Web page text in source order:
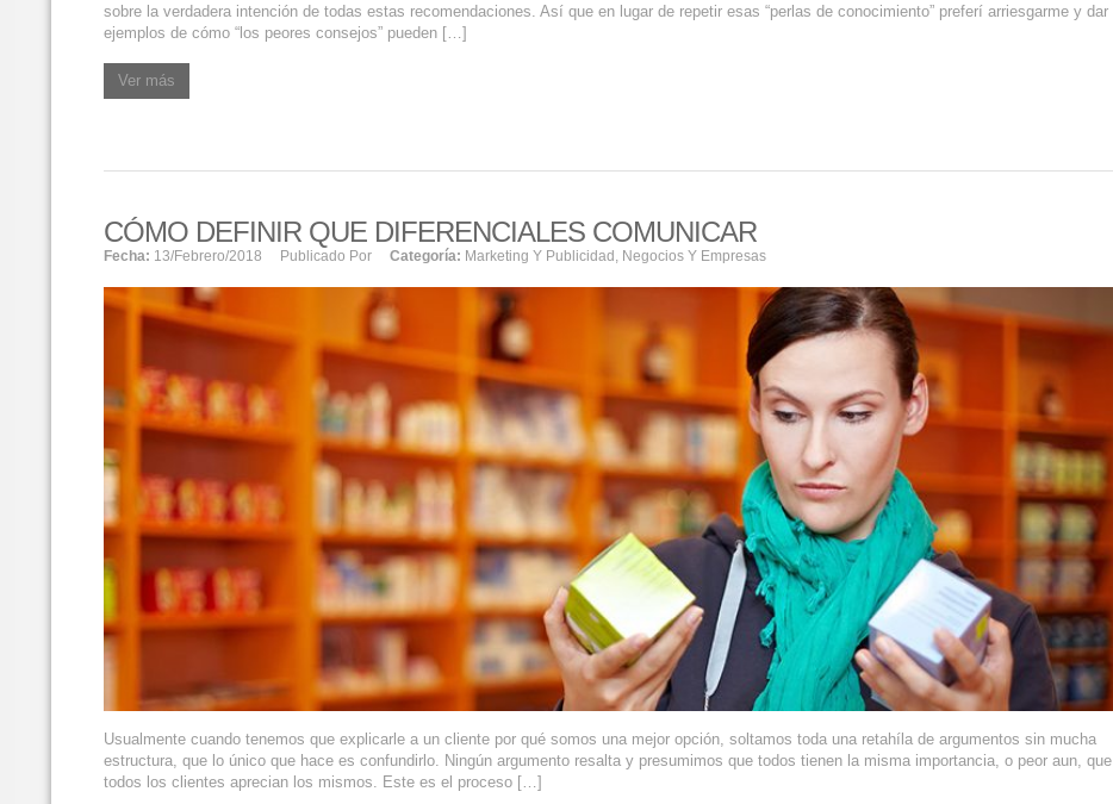
sobre la verdadera intención de todas estas recomendaciones. Así que en lugar de repetir esas “perlas de conocimiento” preferí arriesgarme y dar
ejemplos de cómo “los peores consejos” pueden […]
Ver más
CÓMO DEFINIR QUE DIFERENCIALES COMUNICAR
Fecha: 13/febrero/2018 Publicado Por Categoría: Marketing Y Publicidad , Negocios Y Empresas
Usualmente cuando tenemos que explicarle a un cliente por qué somos una mejor opción, soltamos toda una retahíla de argumentos sin mucha
estructura, que lo único que hace es confundirlo. Ningún argumento resalta y presumimos que todos tienen la misma importancia, o peor aun, que
todos los clientes aprecian los mismos. Este es el proceso […]